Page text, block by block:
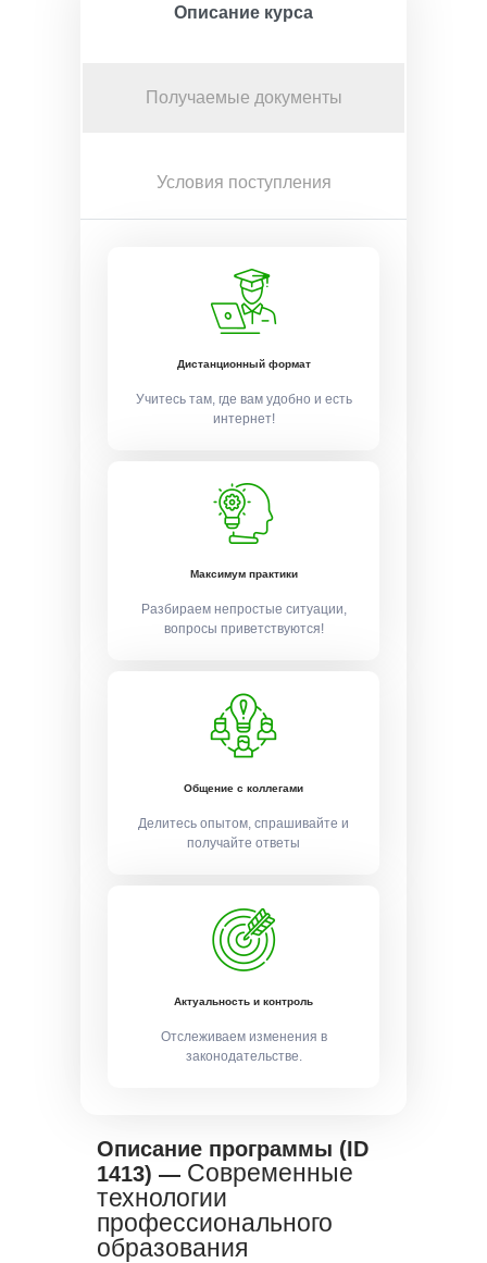
Описание курса
Получаемые документы
Условия поступления
Дистанционный формат
Учитесь там, где вам удобно и есть
интернет!
Максимум практики
Разбираем непростые ситуации,
вопросы приветствуются!
Общение с коллегами
Делитесь опытом, спрашивайте и
получайте ответы
Актуальность и контроль
Отслеживаем изменения в
законодательстве.
Описание программы (ID
1413) — Современные
технологии
профессионального
образования